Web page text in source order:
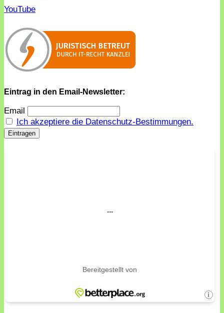
YouTube
Eintrag in den Email-Newsletter:
Email
Ich akzeptiere die Datenschutz-Bestimmungen.